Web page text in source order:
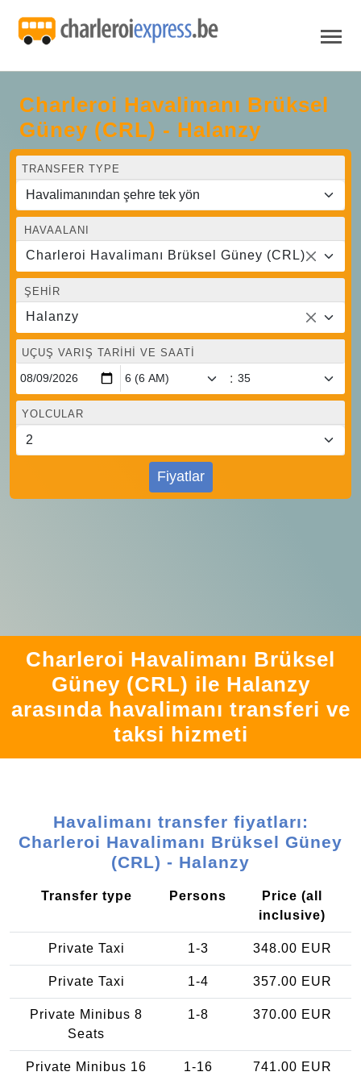
Charleroi Havalimanı Brüksel
Güney (CRL) - Halanzy
TRANSFER TYPE
HAVAALANI
Charleroi Havalimanı Brüksel Güney (CRL)
ŞEHIR
Halanzy
UÇUŞ VARIŞ TARIHI VE SAATI
:
YOLCULAR
Fiyatlar
Charleroi Havalimanı Brüksel
Güney (CRL) ile Halanzy
arasında havalimanı transferi ve
taksi hizmeti
Havalimanı transfer fiyatları:
Charleroi Havalimanı Brüksel Güney
(CRL) - Halanzy
Transfer type Persons
Price (all
inclusive)
Private Taxi 1-3 348.00 EUR
Private Taxi 1-4 357.00 EUR
Private Minibus 8
Seats
1-8 370.00 EUR
Private Minibus 16
1-16 741.00 EUR